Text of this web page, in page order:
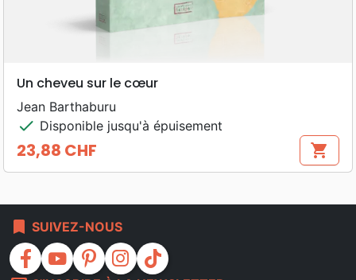
Un cheveu sur le cœur
Jean Barthaburu
check Disponible jusqu'à épuisement
Prix
23,88 CHF shopping_cart
bookmark SUIVEZ-NOUS
facebook youtube pinterest instagram
tiktok